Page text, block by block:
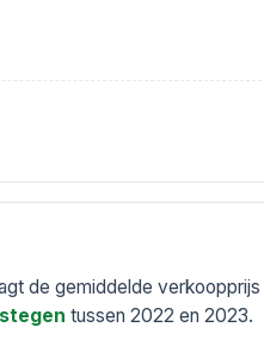
de gemiddelde
tussen 2022 en 2023.